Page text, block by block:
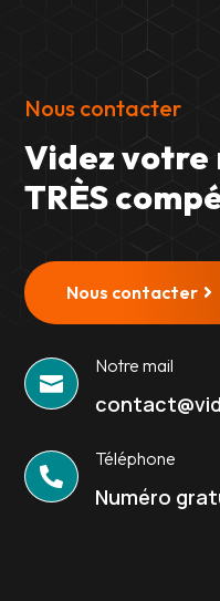
Nous contacter
Videz votre
TRÈS
Nous contacter

Notre mail

Téléphone
Numéro